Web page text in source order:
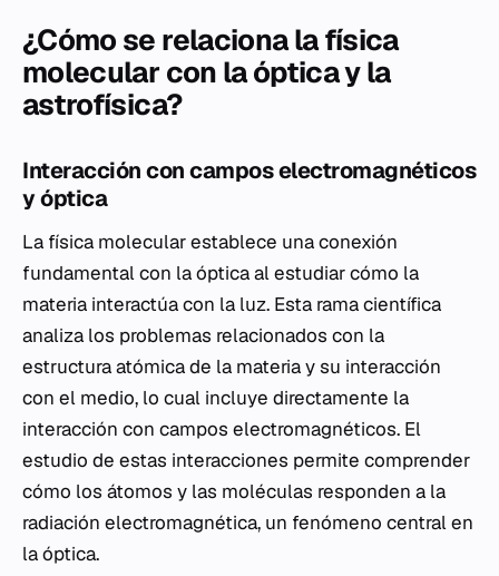
¿Cómo se relaciona la física
molecular con la óptica y la
astrofísica?
Interacción con campos electromagnéticos
y óptica
La física molecular establece una conexión
fundamental con la óptica al estudiar cómo la
materia interactúa con la luz. Esta rama científica
analiza los problemas relacionados con la
estructura atómica de la materia y su interacción
con el medio, lo cual incluye directamente la
interacción con campos electromagnéticos. El
estudio de estas interacciones permite comprender
cómo los átomos y las moléculas responden a la
radiación electromagnética, un fenómeno central en
la óptica.